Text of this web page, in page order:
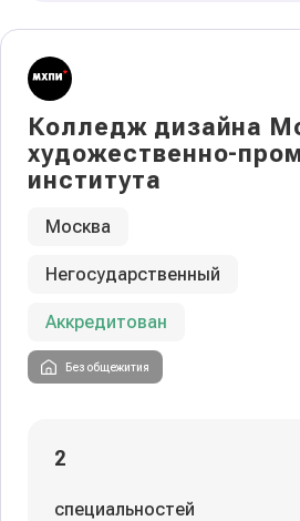
Колледж дизайна
художественно-
института
Москва
Негосударственный
Аккредитован
Без общежития
2
специальностей